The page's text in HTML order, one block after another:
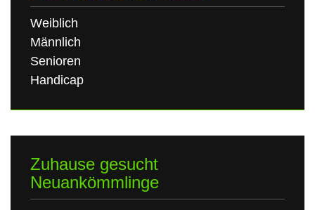
Weiblich
Männlich
Senioren
Handicap
Zuhause gesucht
Neuankömmlinge